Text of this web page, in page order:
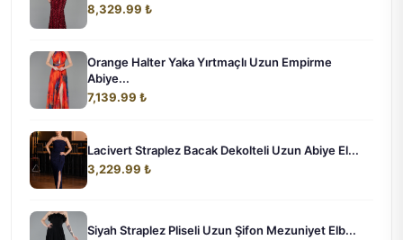
8,329.99 ₺
Orange Halter Yaka Yırtmaçlı Uzun Empirme
Abiye...
7,139.99 ₺
Lacivert Straplez Bacak Dekolteli Uzun Abiye El...
3,229.99 ₺
Siyah Straplez Pliseli Uzun Şifon Mezuniyet Elb...